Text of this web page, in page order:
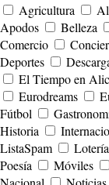
Agricultura
Apodos
Belleza
Comercio
Deportes
El Tiempo en
Eurodreams
Fútbol
Historia
ListaSpam
Poesía
Móviles